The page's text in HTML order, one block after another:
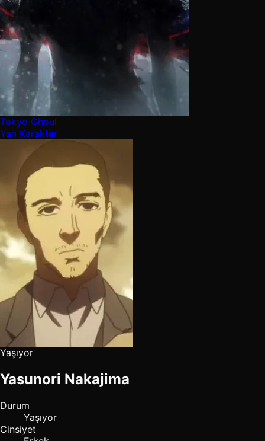
Tokyo Ghoul
Yan Karakter
Yaşıyor
Yasunori Nakajima
Durum
Yaşıyor
Cinsiyet